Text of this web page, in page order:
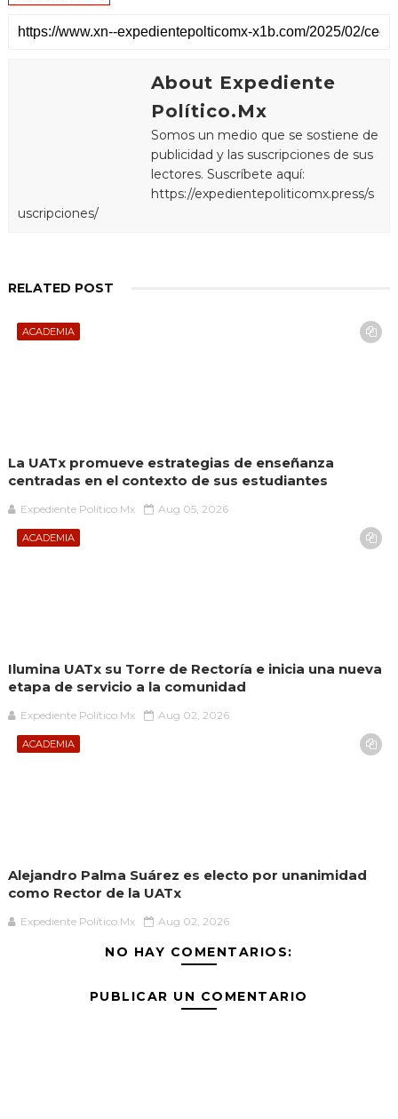
About Expediente
Político.Mx
Somos un medio que se sostiene de
publicidad y las suscripciones de sus
lectores. Suscríbete aquí:
https://expedientepoliticomx.press/s
uscripciones/
RELATED POST
ACADEMIA
La UATx promueve estrategias de enseñanza
centradas en el contexto de sus estudiantes
Expediente Político.Mx Aug 05, 2026
ACADEMIA
Ilumina UATx su Torre de Rectoría e inicia una nueva
etapa de servicio a la comunidad
Expediente Político.Mx Aug 02, 2026
ACADEMIA
Alejandro Palma Suárez es electo por unanimidad
como Rector de la UATx
Expediente Político.Mx Aug 02, 2026
NO HAY COMENTARIOS:
PUBLICAR UN COMENTARIO